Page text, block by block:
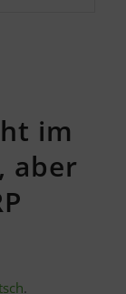
im
aber
.